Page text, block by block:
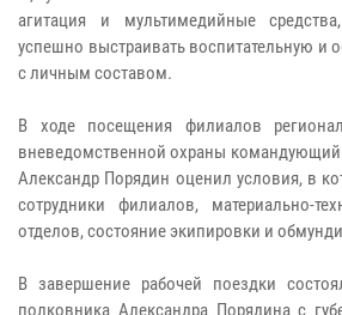
агитация и мультимедийные
успешно выстраивать воспитательную и
с личным составом.
В ходе посещения филиалов
вневедомственной охраны
Александр Порядин оценил условия, в
сотрудники филиалов, материально-
отделов, состояние экипировки и
В завершение рабочей поездки
полковника Александра Порядина с